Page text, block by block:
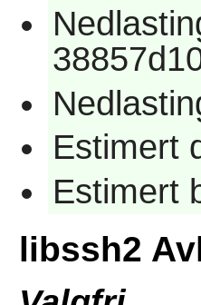
Estimert
Estimert
libssh2